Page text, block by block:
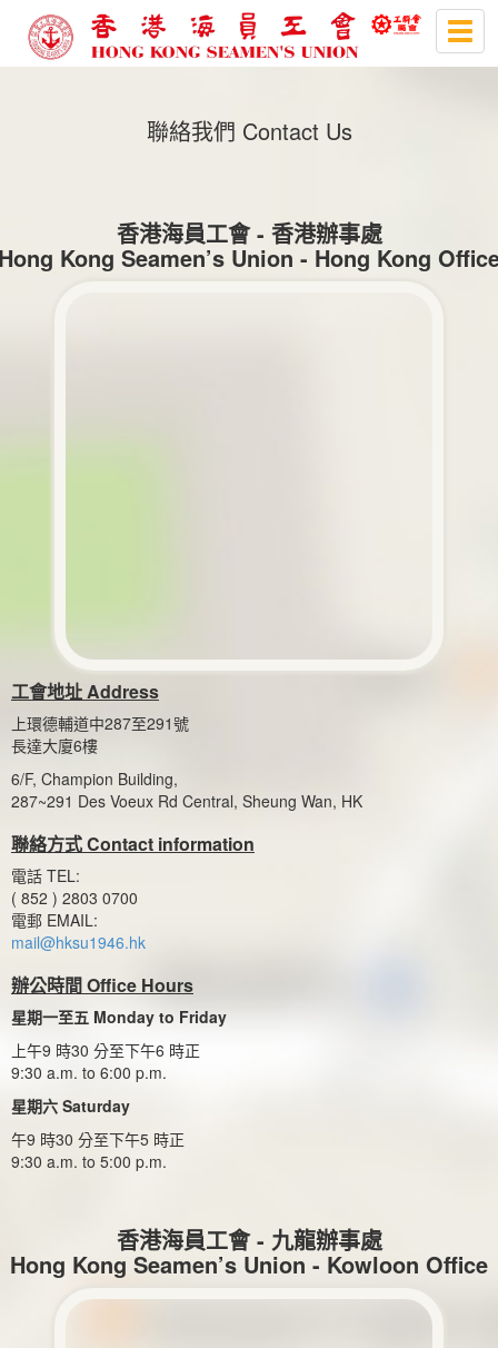
聯絡我們 Contact Us
香港海員工會 - 香港辦事處
Kong Seamen’s Union - Hong Kong
工會地址 Address
上環德輔道中287至291號
長達大廈6樓
6/F, Champion Building,
287~291 Des Voeux Rd Central, Sheung Wan, HK
聯絡方式 Contact information
電話 TEL:
( 852 ) 2803 0700
電郵 EMAIL:
mail@hksu1946.hk
辦公時間 Office Hours
星期一至五 Monday to Friday
上午9 時30 分至下午6 時正
9:30 a.m. to 6:00 p.m.
星期六 Saturday
午9 時30 分至下午5 時正
9:30 a.m. to 5:00 p.m.
香港海員工會 - 九龍辦事處
Hong Kong Seamen’s Union - Kowloon Office